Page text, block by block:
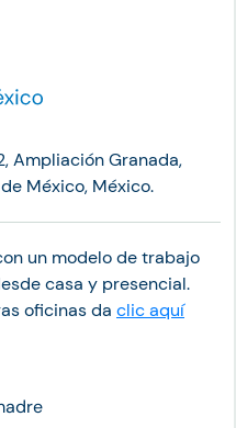
Ampliación Granada,
México, México.
un modelo de trabajo
casa y presencial.
oficinas da clic aquí